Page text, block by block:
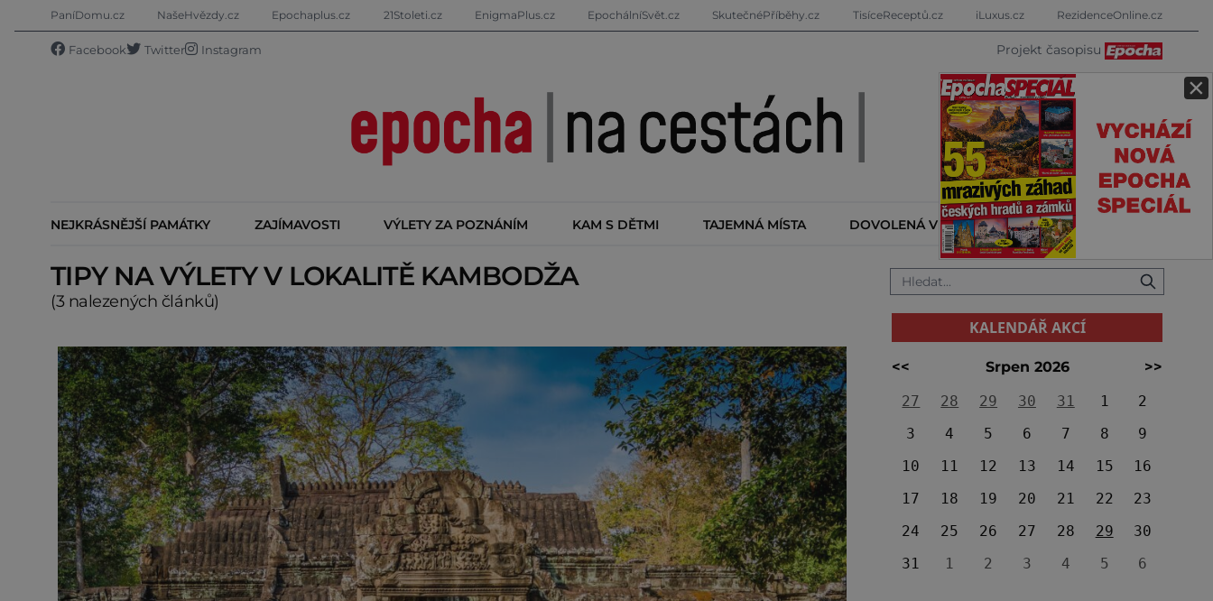
×
PaníDomu.cz NašeHvězdy.cz Epochaplus.cz 21Stoleti.cz EnigmaPlus.cz EpochálníSvět.cz SkutečnéPříběhy.cz TisíceReceptů.cz iLuxus.cz RezidenceOnline.cz
Facebook Twitter Instagram Projekt časopisu
NEJKRÁSNĚJŠÍ PAMÁTKY ZAJÍMAVOSTI VÝLETY ZA POZNÁNÍM KAM S DĚTMI TAJEMNÁ MÍSTA DOVOLENÁ V ZAHRANIČÍ KALENDÁŘ AKCÍ
TIPY NA VÝLETY V LOKALITĚ KAMBODŽA
(3 nalezených článků)
KALENDÁŘ AKCÍ
<< Srpen 2026
>>
27
28 29 30 31 1
2
3
4 5 6 7 8
9
10
11 12 13 14 15
16
17
18 19 20 21 22
23
24
25 26 27 28 29
30
31
1 2 3 4 5 6